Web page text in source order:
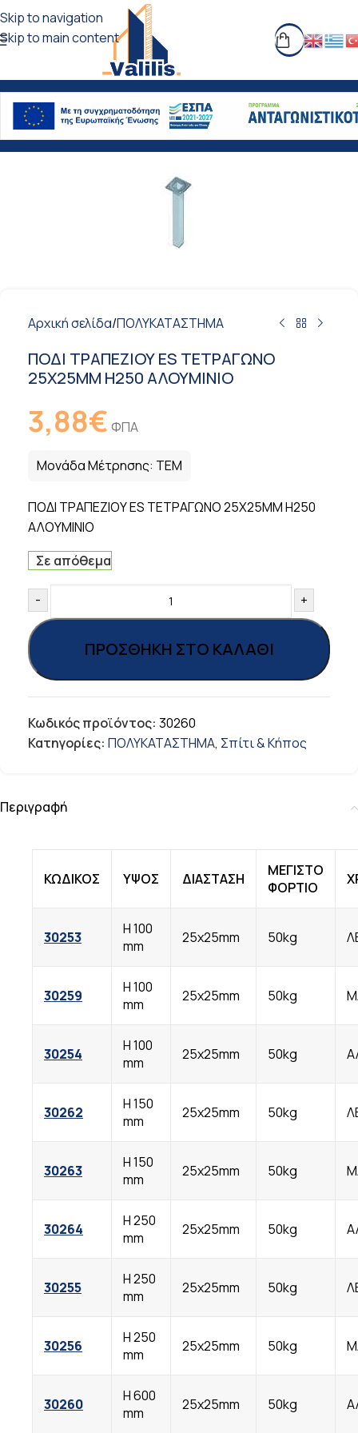
Skip to navigation
Skip to main content
Αρχική σελίδα/ΠΟΛΥΚΑΤΑΣΤΗΜΑ
ΠΟΔΙ ΤΡΑΠΕΖΙΟΥ ES ΤΕΤΡΑΓΩΝΟ
25Χ25ΜΜ Η250 ΑΛΟΥΜΙΝΙΟ
3,88€ ΦΠΑ
Μονάδα Μέτρησης: ΤΕΜ
ΠΟΔΙ ΤΡΑΠΕΖΙΟΥ ES ΤΕΤΡΑΓΩΝΟ 25Χ25ΜΜ Η250
ΑΛΟΥΜΙΝΙΟ
Σε απόθεμα
- +
ΠΡΟΣΘΉΚΗ ΣΤΟ ΚΑΛΆΘΙ
Κωδικός προϊόντος: 30260
Κατηγορίες: ΠΟΛΥΚΑΤΑΣΤΗΜΑ, Σπίτι & Κήπος
Περιγραφή
ΚΩΔΙΚΟΣ ΥΨΟΣ ΔΙΑΣΤΑΣΗ
ΜΕΓΙΣΤΟ
ΦΟΡΤΙΟ
30253
Η 100
mm
25x25mm 50kg
30259
Η 100
mm
25x25mm 50kg
30254
Η 100
mm
25x25mm 50kg
30262
Η 150
mm
25x25mm 50kg
30263
Η 150
mm
25x25mm 50kg
30264
Η 250
mm
25x25mm 50kg
30255
Η 250
mm
25x25mm 50kg
30256
Η 250
mm
25x25mm 50kg
30260
Η 600
mm
25x25mm 50kg